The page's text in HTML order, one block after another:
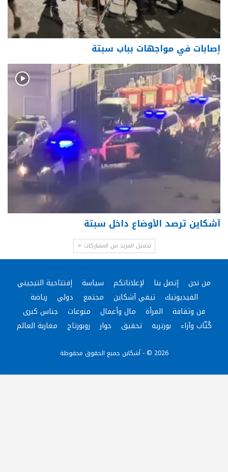
إصابات في مواجهات بباب سبتة
آشكاين ترصد الأوضاع داخل سبتة
تحميل المزيد من المشاركات
من نحن إتصل بنا لإعلاناتكم سياسة
إفتتاحية التيجيني
الفيديوتيك
تيفي آشكاين مجتمع دولي
رياضة
فن وثقافة
المرأة مال وأعمال منوعات
جناس كبرى
كُتّاب وآراء
بورتريه تحقيق حوار روبورتاج مغاربة العالم
2026 © - أشكاين جميع الحقوق محفوظة